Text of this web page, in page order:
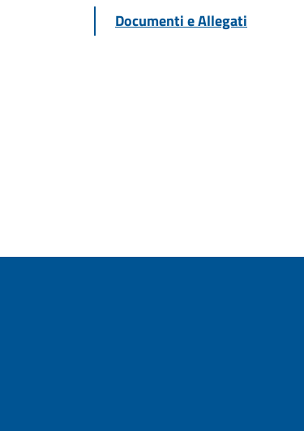
Documenti e Allegati